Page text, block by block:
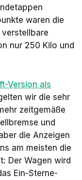
waren die
nur 250 Kilo und
Version als
wir die sehr
zeitgemäße
und
die Anzeigen
am meisten die
Der Wagen wird
Ein-Sterne-